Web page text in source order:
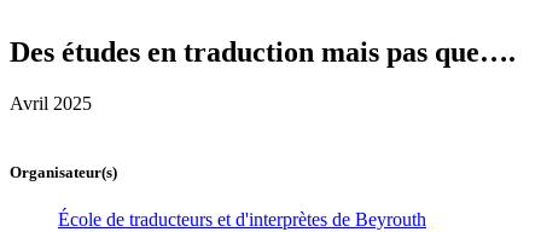
Des études en traduction mais pas que….
Avril 2025
Organisateur(s)
École de traducteurs et d'interprètes de Beyrouth